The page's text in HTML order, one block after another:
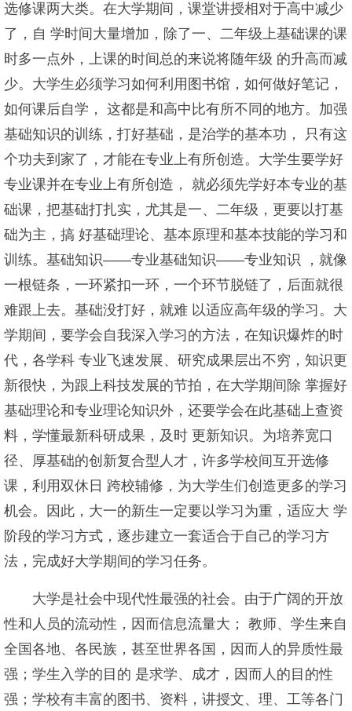
选修课两大类。在大学期间，课堂讲授相对于高中减少
了，自 学时间大量增加，除了一、二年级上基础课的课
时多一点外，上课的时间总的来说将随年级 的升高而减
少。大学生必须学习如何利用图书馆，如何做好笔记，
如何课后自学， 这都是和高中比有所不同的地方。加强
基础知识的训练，打好基础，是治学的基本功， 只有这
个功夫到家了，才能在专业上有所创造。大学生要学好
专业课并在专业上有所创造， 就必须先学好本专业的基
础课，把基础打扎实，尤其是一、二年级，更要以打基
础为主，搞 好基础理论、基本原理和基本技能的学习和
训练。基础知识——专业基础知识——专业知识 ，就像
一根链条，一环紧扣一环，一个环节脱链了，后面就很
难跟上去。基础没打好，就难 以适应高年级的学习。大
学期间，要学会自我深入学习的方法，在知识爆炸的时
代，各学科 专业飞速发展、研究成果层出不穷，知识更
新很快，为跟上科技发展的节拍，在大学期间除 掌握好
基础理论和专业理论知识外，还要学会在此基础上查资
料，学懂最新科研成果，及时 更新知识。为培养宽口
径、厚基础的创新复合型人才，许多学校间互开选修
课，利用双休日 跨校辅修，为大学生们创造更多的学习
机会。因此，大一的新生一定要以学习为重，适应大 学
阶段的学习方式，逐步建立一套适合于自己的学习方
法，完成好大学期间的学习任务。
大学是社会中现代性最强的社会。由于广阔的开放
性和人员的流动性，因而信息流量大； 教师、学生来自
全国各地、各民族，甚至世界各国，因而人的异质性最
强；学生入学的目的 是求学、成才，因而人的目的性
强；学校有丰富的图书、资料，讲授文、理、工等各门